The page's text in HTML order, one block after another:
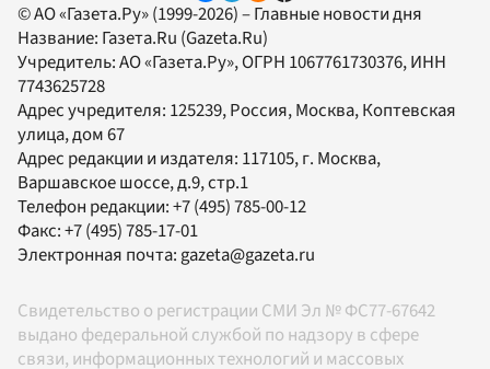
© АО «Газета.Ру» (1999-2026) – Главные новости дня
Название: Газета.Ru (Gazeta.Ru)
Учредитель:АО «Газета.Ру», ОГРН 1067761730376, ИНН
7743625728
Адрес учредителя: 125239, Россия, Москва, Коптевская
улица, дом 67
Адрес редакции и издателя: 117105, г. Москва,
Варшавское шоссе, д.9, стр.1
Телефон редакции:+7 (495) 785-00-12
Факс:+7 (495) 785-17-01
Электронная почта:gazeta@gazeta.ru
Свидетельство о регистрации СМИ Эл № ФС77-67642
выдано федеральной службой по надзору в сфере
связи, информационных технологий и массовых